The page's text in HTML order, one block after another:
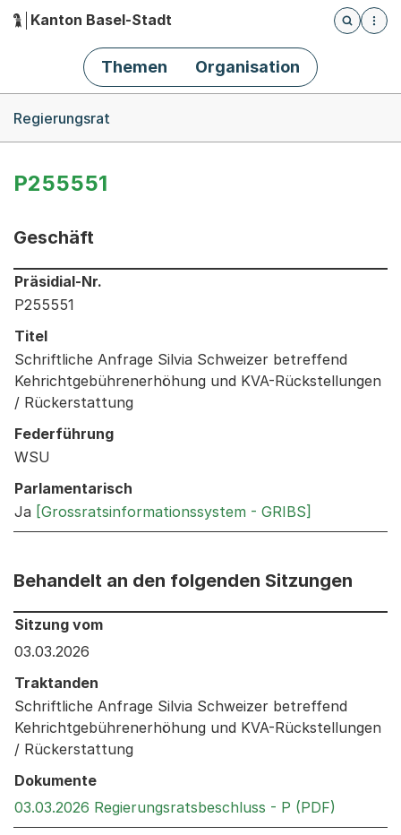
Hauptnavigation
Kanton Basel-Stadt
Öffnet
Themen Organisation
Regierungsrat
P255551
Geschäft
Informationen zum Ausgewählten Geschäft
Präsidial-Nr.
P255551
Titel
Schriftliche Anfrage Silvia Schweizer betreffend
Kehrichtgebührenerhöhung und KVA-Rückstellungen
/ Rückerstattung
Federführung
WSU
Parlamentarisch
Ja [Grossratsinformationssystem - GRIBS]
Behandelt an den folgenden Sitzungen
Behandelt an den folgenden Sitzungen: Informationen
Sitzung vom
03.03.2026
Traktanden
Schriftliche Anfrage Silvia Schweizer betreffend
Kehrichtgebührenerhöhung und KVA-Rückstellungen
/ Rückerstattung
Dokumente
03.03.2026 Regierungsratsbeschluss - P (PDF)